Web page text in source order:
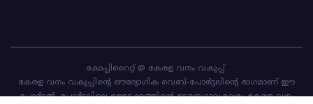
കോപ്പിറൈറ്റ് @ കേരള വനം വകുപ്പ്.
കേരള വനം വകുപ്പിന്റെ ഔദ്യോഗിക വെബ്-പോർട്ടലിന്റെ ഭാഗമാണ് ഈ
പോർട്ടൽ. പോർട്ടലിലെ ഉള്ളടക്കത്തിന്റെ ഉടമസ്ഥാവകാശം കേരള വനം